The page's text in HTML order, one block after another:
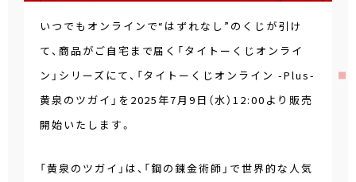
いつでもオンラインで“はずれなし”のくじが引け
て、商品がご自宅まで届く「タイトーくじオンライ
ン」シリーズにて、「タイトーくじオンライン -Plus-
黄泉のツガイ」を2025年7月9日（水）12:00より販売
開始いたします。
「黄泉のツガイ」は、「鋼の錬金術師」で世界的な人気